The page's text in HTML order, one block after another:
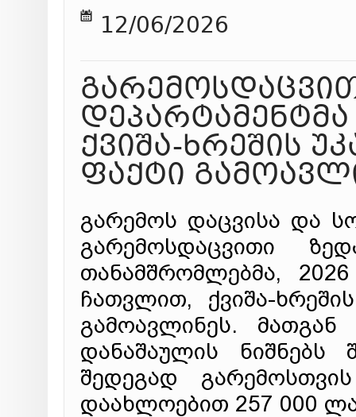
12/06/2026
ქვიშა-ხრეშის
ფაქტი
გარემოს დაცვისა და
გარემოსდაცვითი
თანამშრომლებმა,
ჩათვლით, ქვიშა-
გამოავლინეს.
დანაშაულის ნიშნებს
შედეგად
დაახლოებით 257 000